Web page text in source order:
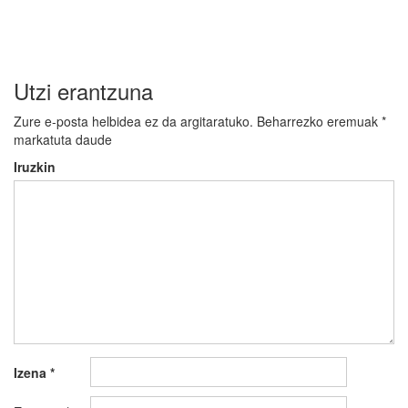
Utzi erantzuna
Zure e-posta helbidea ez da argitaratuko. Beharrezko eremuak *
markatuta daude
Iruzkin
Izena *